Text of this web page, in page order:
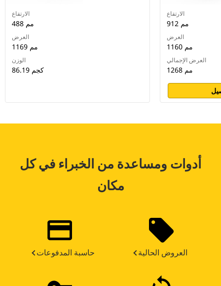
الارتفاع
488 مم
العرض
1169 مم
الوزن
86.19 كجم
الارتفاع
912 مم
العرض
1160 مم
العرض الإجمالي
1268 مم
أدوات ومساعدة من الخبراء في كل
مكان
حاسبة المدفوعات العروض الحالية